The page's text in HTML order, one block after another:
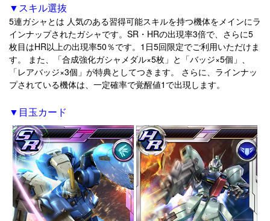
▼スキル選抜
5連ガシャとは 人気のある習得可能スキルを持つ機体をメインにラ
インナップされたガシャです。SR・HRの出現率3倍で、さらに5
枚目はHR以上の出現率50％です。1日5回限定でご利用いただけま
す。 また、「合成強化ガシャメダル×5枚」と「バッジ×5個」、
「レアバッジ×3個」が特典としてつきます。 さらに、ラインナッ
プされている機体は、一定確率で覚醒値1で出現します。
▼目玉カード